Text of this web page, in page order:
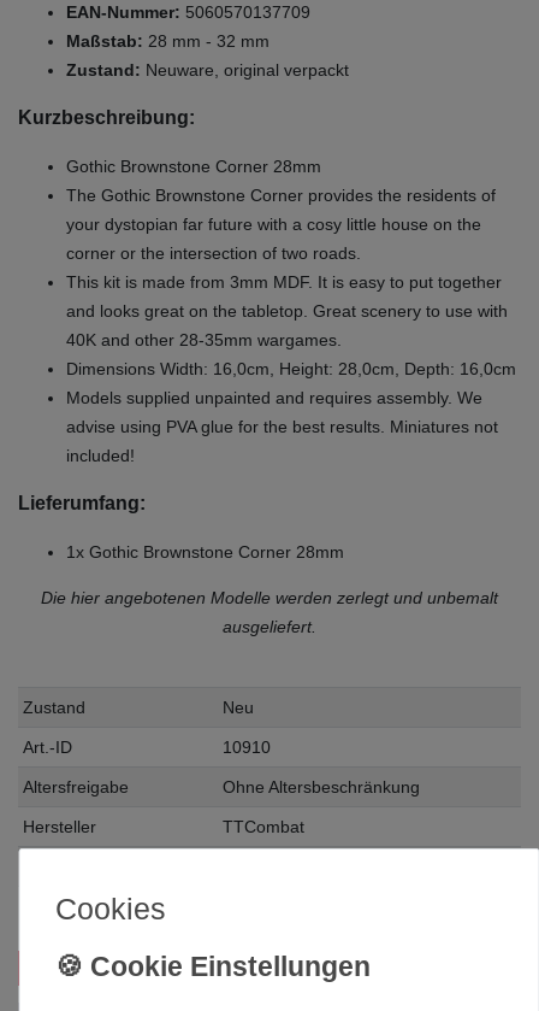
EAN-Nummer: 5060570137709
Maßstab: 28 mm - 32 mm
Zustand: Neuware, original verpackt
Kurzbeschreibung:
Gothic Brownstone Corner 28mm
The Gothic Brownstone Corner provides the residents of
your dystopian far future with a cosy little house on the
corner or the intersection of two roads.
This kit is made from 3mm MDF. It is easy to put together
and looks great on the tabletop. Great scenery to use with
40K and other 28-35mm wargames.
Dimensions Width: 16,0cm, Height: 28,0cm, Depth: 16,0cm
Models supplied unpainted and requires assembly. We
advise using PVA glue for the best results. Miniatures not
included!
Lieferumfang:
1x Gothic Brownstone Corner 28mm
Die hier angebotenen Modelle werden zerlegt und unbemalt
ausgeliefert.
Zustand Neu
Art.-ID 10910
Altersfreigabe Ohne Altersbeschränkung
Hersteller TTCombat
Inhalt
Das passt zu diesem Produkt:
Cookies